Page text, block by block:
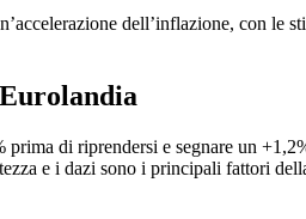
dell’inflazione, con
prima di riprendersi e segnare un
e i dazi sono i principali fattori